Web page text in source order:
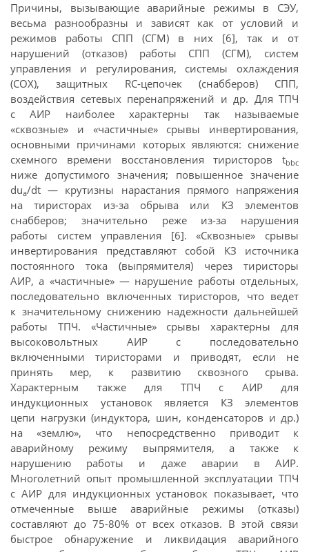
Причины, вызывающие аварийные режимы в СЭУ,
весьма разнообразны и зависят как от условий и
режимов работы СПП (СГМ) в них [6], так и от
нарушений (отказов) работы СПП (СГМ), систем
управления и регулирования, системы охлаждения
(СОХ), защитных RC-цепочек (снабберов) СПП,
воздействия сетевых перенапряжений и др. Для ТПЧ
с АИР наиболее характерны так называемые
«сквозные» и «частичные» срывы инвертирования,
основными причинами которых являются: снижение
схемного времени восстановления тиристоров tbbc
ниже допустимого значения; повышенное значение
dua/dt — крутизны нарастания прямого напряжения
на тиристорах из-за обрыва или КЗ элементов
снабберов; значительно реже из-за нарушения
работы систем управления [6]. «Сквозные» срывы
инвертирования представляют собой КЗ источника
постоянного тока (выпрямителя) через тиристоры
АИР, а «частичные» — нарушение работы отдельных,
последовательно включенных тиристоров, что ведет
к значительному снижению надежности дальнейшей
работы ТПЧ. «Частичные» срывы характерны для
высоковольтных АИР с последовательно
включенными тиристорами и приводят, если не
принять мер, к развитию сквозного срыва.
Характерным также для ТПЧ с АИР для
индукционных установок является КЗ элементов
цепи нагрузки (индуктора, шин, конденсаторов и др.)
на «землю», что непосредственно приводит к
аварийному режиму выпрямителя, а также к
нарушению работы и даже аварии в АИР.
Многолетний опыт промышленной эксплуатации ТПЧ
с АИР для индукционных установок показывает, что
отмеченные выше аварийные режимы (отказы)
составляют до 75-80% от всех отказов. В этой связи
быстрое обнаружение и ликвидация аварийного